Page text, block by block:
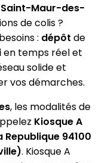
Saint-Maur-des-
de colis ?
: dépôt de
en temps réel et
solide et
vos démarches.
, les modalités de
Kiosque A
Republique 94100
. Kiosque A